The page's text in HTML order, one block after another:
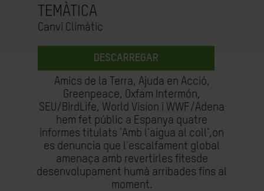
TEMÀTICA
Canvi Climàtic
DESCARREGAR
Amics de la Terra, Ajuda en Acció,
Greenpeace, Oxfam Intermón,
SEU/BirdLife, World Vision i WWF/Adena
hem fet públic a Espanya quatre
informes titulats 'Amb l'aigua al coll',on
es denuncia que l'escalfament global
amenaça amb revertirles fitesde
desenvolupament humà arribades fins al
moment.